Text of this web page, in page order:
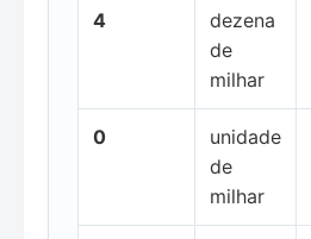
4
dezena
de
milhar
0
unidade
de
milhar